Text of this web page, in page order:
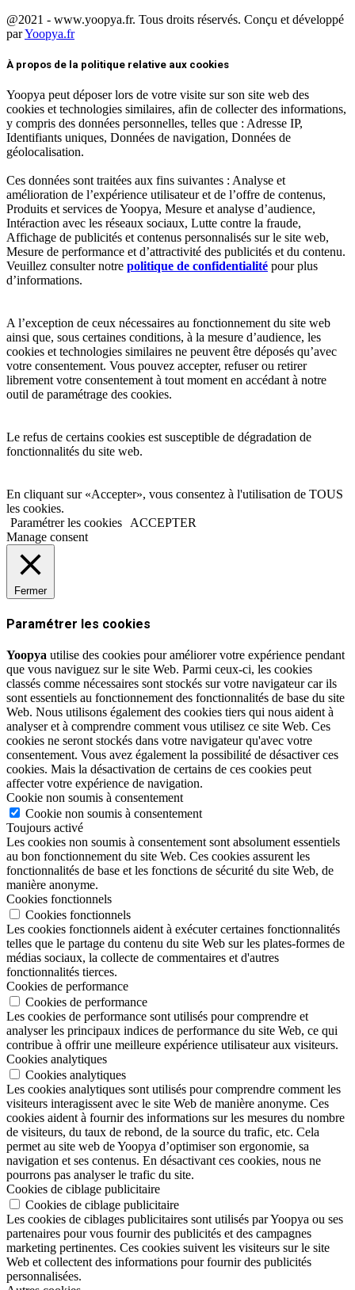
@2021 - www.yoopya.fr. Tous droits réservés. Conçu et développé
parYoopya.fr
À propos de la politique relative aux cookies
Yoopya peut déposer lors de votre visite sur son site web des
cookies et technologies similaires, afin de collecter des informations,
y compris des données personnelles, telles que : Adresse IP,
Identifiants uniques, Données de navigation, Données de
géolocalisation.
Ces données sont traitées aux fins suivantes : Analyse et
amélioration de l’expérience utilisateur et de l’offre de contenus,
Produits et services de Yoopya, Mesure et analyse d’audience,
Intéraction avec les réseaux sociaux, Lutte contre la fraude,
Affichage de publicités et contenus personnalisés sur le site web,
Mesure de performance et d’attractivité des publicités et du contenu.
Veuillez consulter notre politique de confidentialité pour plus
d’informations.
A l’exception de ceux nécessaires au fonctionnement du site web
ainsi que, sous certaines conditions, à la mesure d’audience, les
cookies et technologies similaires ne peuvent être déposés qu’avec
votre consentement. Vous pouvez accepter, refuser ou retirer
librement votre consentement à tout moment en accédant à notre
outil de paramétrage des cookies.
Le refus de certains cookies est susceptible de dégradation de
fonctionnalités du site web.
En cliquant sur «Accepter», vous consentez à l'utilisation de TOUS
les cookies.
Paramétrer les cookies
ACCEPTER
Manage consent
Fermer
Paramétrer les cookies
Yoopya utilise des cookies pour améliorer votre expérience pendant
que vous naviguez sur le site Web. Parmi ceux-ci, les cookies
classés comme nécessaires sont stockés sur votre navigateur car ils
sont essentiels au fonctionnement des fonctionnalités de base du site
Web. Nous utilisons également des cookies tiers qui nous aident à
analyser et à comprendre comment vous utilisez ce site Web. Ces
cookies ne seront stockés dans votre navigateur qu'avec votre
consentement. Vous avez également la possibilité de désactiver ces
cookies. Mais la désactivation de certains de ces cookies peut
affecter votre expérience de navigation.
Cookie non soumis à consentement
Cookie non soumis à consentement
Toujours activé
Les cookies non soumis à consentement sont absolument essentiels
au bon fonctionnement du site Web. Ces cookies assurent les
fonctionnalités de base et les fonctions de sécurité du site Web, de
manière anonyme.
Cookies fonctionnels
Cookies fonctionnels
Les cookies fonctionnels aident à exécuter certaines fonctionnalités
telles que le partage du contenu du site Web sur les plates-formes de
médias sociaux, la collecte de commentaires et d'autres
fonctionnalités tierces.
Cookies de performance
Cookies de performance
Les cookies de performance sont utilisés pour comprendre et
analyser les principaux indices de performance du site Web, ce qui
contribue à offrir une meilleure expérience utilisateur aux visiteurs.
Cookies analytiques
Cookies analytiques
Les cookies analytiques sont utilisés pour comprendre comment les
visiteurs interagissent avec le site Web de manière anonyme. Ces
cookies aident à fournir des informations sur les mesures du nombre
de visiteurs, du taux de rebond, de la source du trafic, etc. Cela
permet au site web de Yoopya d’optimiser son ergonomie, sa
navigation et ses contenus. En désactivant ces cookies, nous ne
pourrons pas analyser le trafic du site.
Cookies de ciblage publicitaire
Cookies de ciblage publicitaire
Les cookies de ciblages publicitaires sont utilisés par Yoopya ou ses
partenaires pour vous fournir des publicités et des campagnes
marketing pertinentes. Ces cookies suivent les visiteurs sur le site
Web et collectent des informations pour fournir des publicités
personnalisées.